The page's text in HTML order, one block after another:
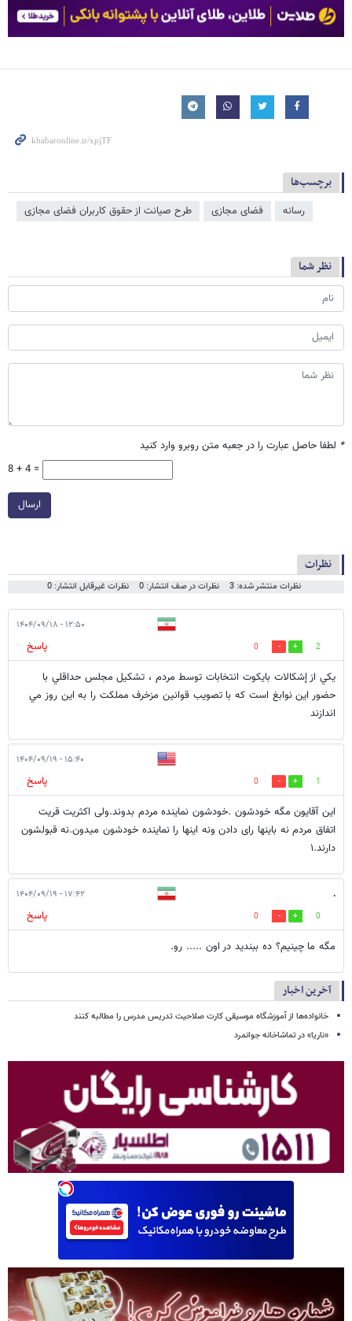
برچسب‌ها
رسانه فضای مجازی طرح صیانت از حقوق کاربران فضای مجازی
نظر شما
* لطفا حاصل عبارت را در جعبه متن روبرو وارد کنید
8 + 4 =
ارسال
نظرات
نظرات منتشر شده: 3 نظرات در صف انتشار: 0 نظرات غیرقابل انتشار: 0
۱۲:۵۰ - ۱۴۰۴/۰۹/۱۸
2
0
پاسخ
يكي از إشكالات بايكوت انتخابات توسط مردم ، تشكيل مجلس حداقلي با
حضور اين نوابغ است كه با تصويب قوانين مزخرف مملكت را به اين روز مي
اندازند
۱۵:۴۰ - ۱۴۰۴/۰۹/۱۹
1
0
پاسخ
این آقایون مگه خودشون .خودشون نماینده مردم بدوند.ولی اکثریت قریت
اتفاق مردم نه باینها رای دادن ونه اینها را نماینده خودشون میدون.نه قبولشون
دارند.۱
. ۱۷:۴۲ - ۱۴۰۴/۰۹/۱۹
0
0
پاسخ
مگه ما چینیم؟ ده ببندید در اون ..... رو.
آخرین اخبار
خانواده‌ها از آموزشگاه موسیقی کارت صلاحیت تدریس مدرس را مطالبه کنند
«ناریا» در تماشاخانه جوانمرد